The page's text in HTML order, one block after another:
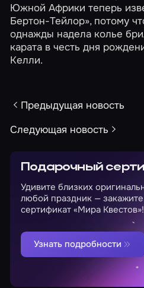
Южной Африки теперь
Бертон-Тейлор», потому
однажды надела колье
карата в честь дня
Келли.
Предыдущая новость
Следующая новость
Подарочный
Удивите близких
любой праздник —
сертификат «Мира Квестов»!
Узнать подробности